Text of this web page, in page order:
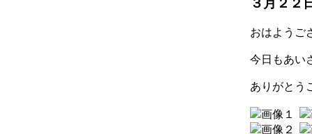
３月２
おはようご
今日もあい
ありがとう